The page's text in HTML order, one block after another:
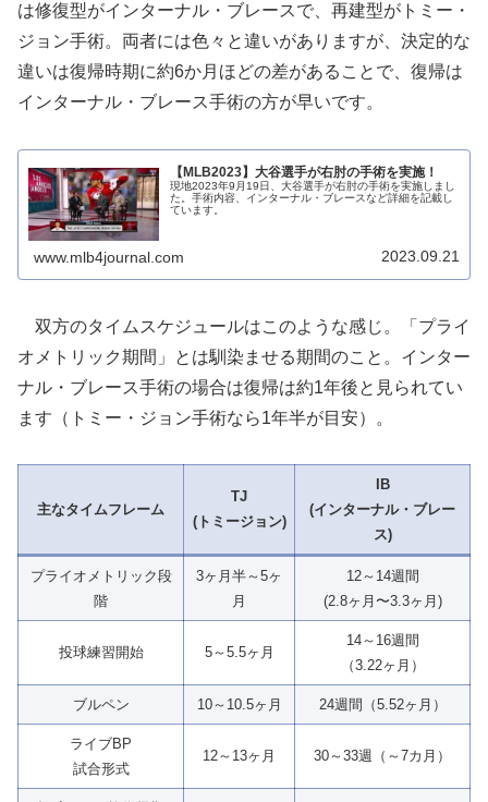
は修復型がインターナル・ブレースで、再建型がトミー・
ジョン手術。両者には色々と違いがありますが、決定的な
違いは復帰時期に約6か月ほどの差があることで、復帰は
インターナル・ブレース手術の方が早いです。
【MLB2023】大谷選手が右肘の手術を実施！
現地2023年9月19日、大谷選手が右肘の手術を実施しまし
た。手術内容、インターナル・ブレースなど詳細を記載し
ています。
www.mlb4journal.com 2023.09.21
双方のタイムスケジュールはこのような感じ。「プライ
オメトリック期間」とは馴染ませる期間のこと。インター
ナル・ブレース手術の場合は復帰は約1年後と見られてい
ます（トミー・ジョン手術なら1年半が目安）。
主なタイムフレーム
TJ
(トミージョン)
IB
(インターナル・ブレー
ス)
プライオメトリック段
階
3ヶ月半～5ヶ
月
12～14週間
(2.8ヶ月〜3.3ヶ月)
投球練習開始 5～5.5ヶ月
14～16週間
（3.22ヶ月）
ブルペン 10～10.5ヶ月 24週間（5.52ヶ月）
ライブBP
試合形式
12～13ヶ月 30～33週（～7カ月）